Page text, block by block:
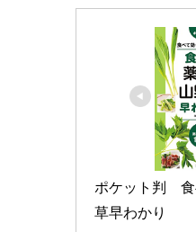
ポケット判　
草早わかり